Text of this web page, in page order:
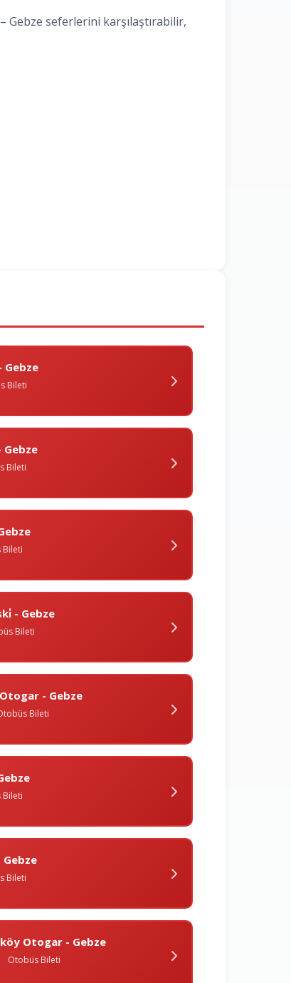
Gebze seferlerini karşılaştırabilir,
Gebze
Bileti
Gebze
Bileti
Bileti
- Gebze
Bileti
- Gebze
Bileti
Bileti
Gebze
Bileti
Otogar - Gebze
Otobüs Bileti